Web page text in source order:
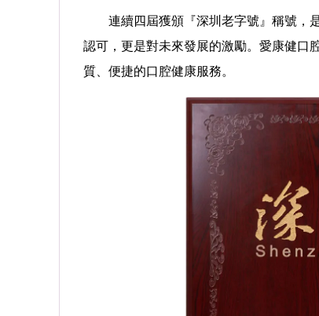
連續四屆獲頒『深圳老字號』稱號，是
認可，更是對未來發展的激勵。愛康健口
質、便捷的口腔健康服務。